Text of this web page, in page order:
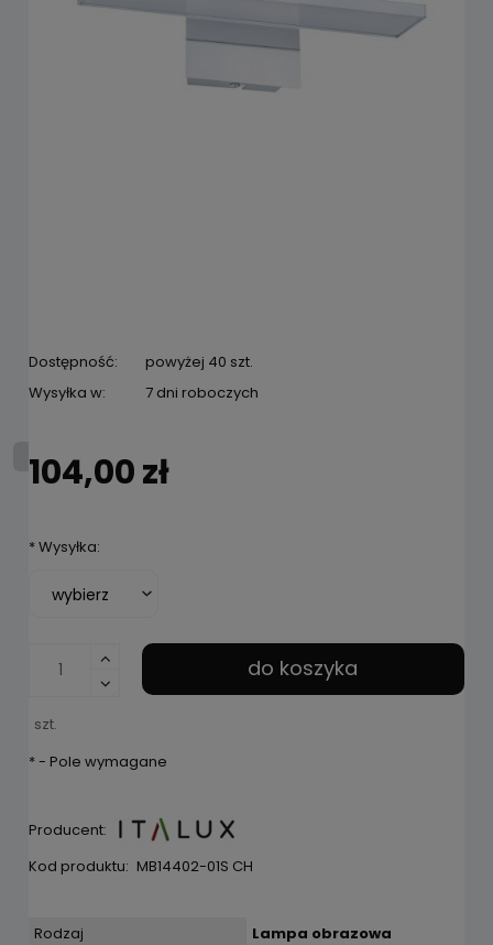
Dostępność:
powyżej 40 szt.
Wysyłka w:
7 dni roboczych
104,00 zł
*Wysyłka:
szt.
do koszyka
*- Pole wymagane
Producent:
Kod produktu: MB14402-01S CH
Rodzaj
Lampa obrazowa